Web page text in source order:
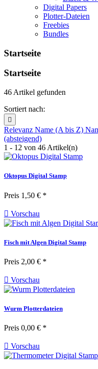
Digital Papers
Plotter-Dateien
Freebies
Bundles
Startseite
Startseite
46 Artikel gefunden
Sortiert nach:

Relevanz Name (A bis Z)
(absteigend)
1 - 12 von 46 Artikel(n)
Oktopus Digital Stamp
Preis 1,50 € *
 Vorschau
Fisch mit Algen Digital Stamp
Preis 2,00 € *
 Vorschau
Wurm Plotterdateien
Preis 0,00 € *
 Vorschau